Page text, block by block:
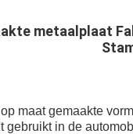
metaalplaat
maat gemaakte
gebruikt in de